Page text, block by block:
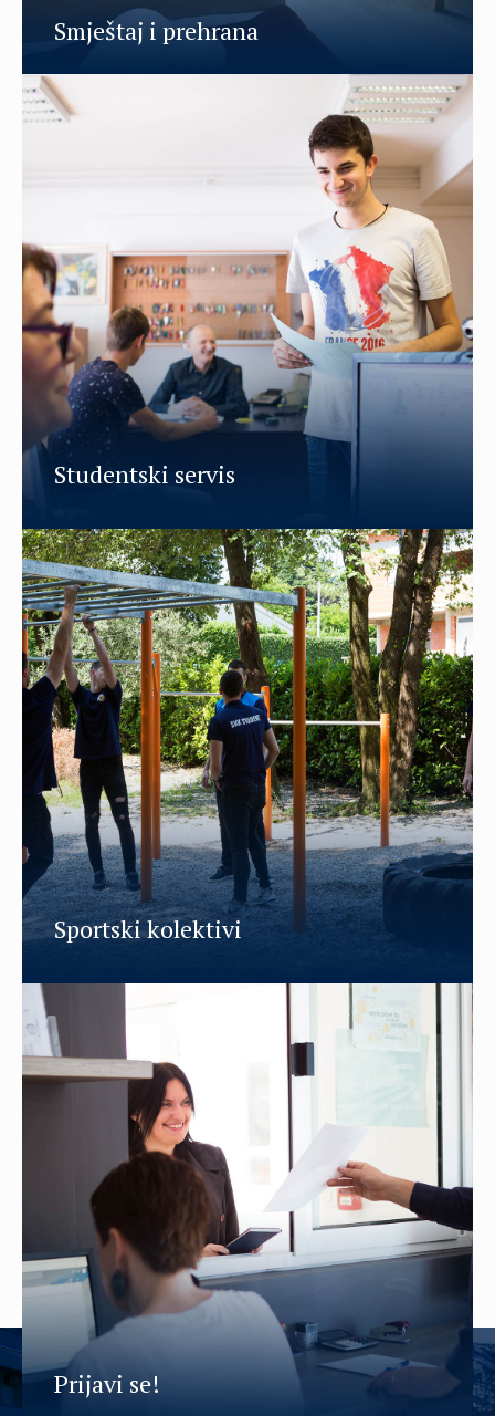
Smještaj i prehrana
Studentski servis
Sportski kolektivi
Prijavi se!